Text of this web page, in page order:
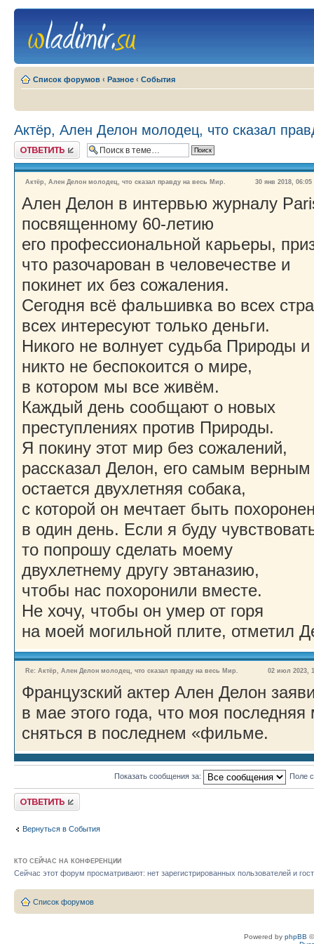
Список форумов ‹ Разное ‹ События
Актёр, Ален Делон молодец, что сказал
Ответить
Актёр, Ален Делон молодец, что сказал правду на весь Мир. 30 янв 2018, 06:05
Ален Делон в интервью журналу
посвященному 60-летию
его профессиональной карьеры,
что разочарован в человечестве и
покинет их без сожаления.
Сегодня всё фальшивка во всех
всех интересуют только деньги.
Никого не волнует судьба Природы и
никто не беспокоится о мире,
в котором мы все живём.
Каждый день сообщают о новых
преступлениях против Природы.
Я покину этот мир без сожалений,
рассказал Делон, его самым верным
остается двухлетняя собака,
с которой он мечтает быть
в один день. Если я буду
то попрошу сделать моему
двухлетнему другу эвтаназию,
чтобы нас похоронили вместе.
Не хочу, чтобы он умер от горя
на моей могильной плите, отметил
Re: Актёр, Ален Делон молодец, что сказал правду на весь Мир. 02 июл 2023,
Французский актер Ален Делон
в мае этого года, что моя
сняться в последнем «фильме.
Показать сообщения за: Поле
Ответить
Вернуться в События
КТО СЕЙЧАС НА КОНФЕРЕНЦИИ
Сейчас этот форум просматривают: нет зарегистрированных пользователей и
Список форумов
Powered by phpBB